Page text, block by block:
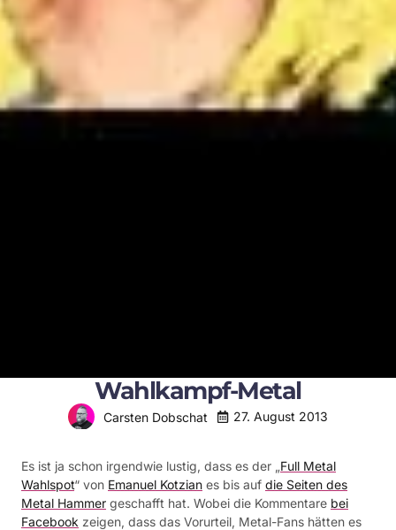
Wahlkampf-Metal
Carsten Dobschat 27. August 2013
Es ist ja schon irgendwie lustig, dass es der „Full Metal
Wahlspot“ von Emanuel Kotzian es bis auf die Seiten des
Metal Hammer geschafft hat. Wobei die Kommentare bei
Facebook zeigen, dass das Vorurteil, Metal-Fans hätten es